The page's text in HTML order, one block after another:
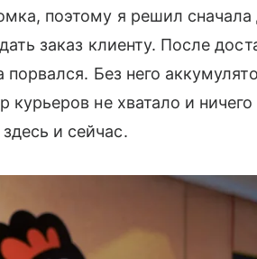
поэтому я решил сначала
заказ клиенту. После
Без него
не хватало и ничего
и сейчас.